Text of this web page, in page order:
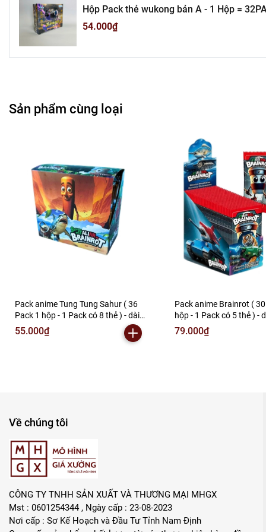
Hộp Pack thẻ wukong bản A - 1 Hộp =
T3-S1
54.000₫
Sản phẩm cùng loại
Pack anime Tung Tung Sahur ( 36
Pack 1 hộp - 1 Pack có 8 thẻ ) - dài
13.5cm - cao 12.5cm - Hộp màu
- K30-T2-S4
55.000₫
Pack anime Brainrot ( 30
hộp - 1 Pack có 5 thẻ ) -
- cao 12.5cm - Hộp màu
79.000₫
Về chúng tôi
CÔNG TY TNHH SẢN XUẤT VÀ THƯƠNG MẠI MHGX
Mst : 0601254344 , Ngày cấp : 23-08-2023
Nơi cấp : Sơ Kế Hoạch và Đầu Tư Tỉnh Nam Định